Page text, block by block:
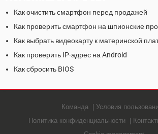
Как очистить смартфон перед продажей
Как проверить смартфон на шпионские
Как выбрать видеокарту к материнской
Как проверить IP-адрес на Android
Как сбросить BIOS
Команда
Условия
Политика конфиденциальности